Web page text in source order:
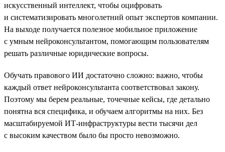
искусственный интеллект, чтобы оцифровать
и систематизировать многолетний опыт экспертов компании.
На выходе получается полезное мобильное приложение
с умным нейроконсультантом, помогающим пользователям
решать различные юридические вопросы.
Обучать правового ИИ достаточно сложно: важно, чтобы
каждый ответ нейроконсультанта соответствовал закону.
Поэтому мы берем реальные, точечные кейсы, где детально
понятна вся специфика, и обучаем алгоритмы на них. Без
масштабируемой ИТ-инфраструктуры вести тысячи дел
с высоким качеством было бы просто невозможно.